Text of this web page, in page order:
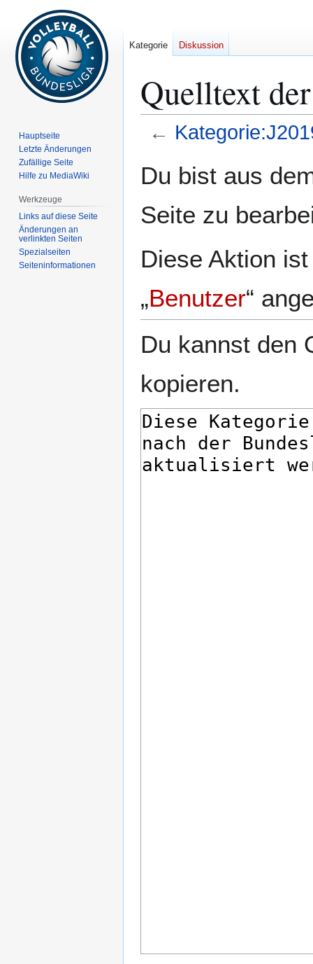
Quelltext
←
Navigation
Suche
Du bist aus
Seite zu
Diese Aktion
„Benutzer“
Du kannst den
kopieren.
Kategorie Diskussion
Hauptseite
Letzte Änderungen
Zufällige Seite
Hilfe zu MediaWiki
Werkzeuge
Links auf diese Seite
Änderungen an
verlinkten Seiten
Spezialseiten
Seiten­­informationen